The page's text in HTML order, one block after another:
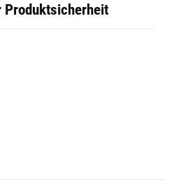
Produktsicherheit